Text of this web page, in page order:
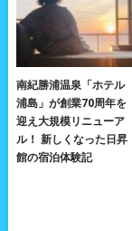
南紀勝浦温泉「ホテル
浦島」が創業70周年を
迎え大規模リニューア
ル！ 新しくなった日昇
館の宿泊体験記